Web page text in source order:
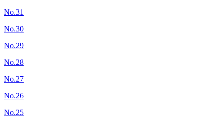
No.31
No.30
No.29
No.28
No.27
No.26
No.25